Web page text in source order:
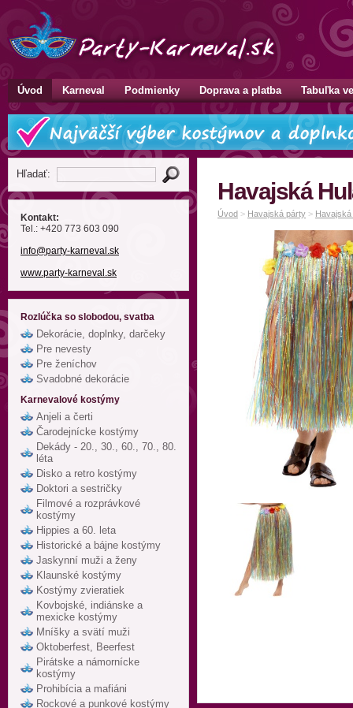
Úvod Karneval Podmienky Doprava a platba Tabuľka
Hľadať:
Kontakt:
Tel.: +420 773 603 090
info@party-karneval .sk
www.party-karneval.sk
Rozlúčka so slobodou, svatba
Dekorácie, doplnky, darčeky
Pre nevesty
Pre ženíchov
Svadobné dekorácie
Karnevalové kostýmy
Anjeli a čerti
Čarodejnícke kostýmy
Dekády - 20., 30., 60., 70., 80.
léta
Disko a retro kostýmy
Doktori a sestričky
Filmové a rozprávkové
kostýmy
Hippies a 60. leta
Historické a bájne kostýmy
Jaskynní muži a ženy
Klaunské kostýmy
Kostýmy zvieratiek
Kovbojské, indiánske a
mexicke kostýmy
Mníšky a svätí muži
Oktoberfest, Beerfest
Pirátske a námornícke
kostýmy
Prohibícia a mafiáni
Rockové a punkové kostýmy
Havajská
Úvod > Havajská párty >